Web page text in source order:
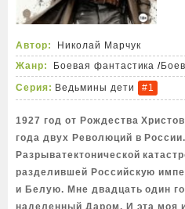
Автор:
Николай Марчук
Жанр:
Боевая фантастика /
Серия: Ведьмины дети #1
1927 год от Рождества
года двух Революций в
Разрыватектонической
разделившей Российскую
и Белую. Мне двадцать один
наделенный Даром. И эта моя